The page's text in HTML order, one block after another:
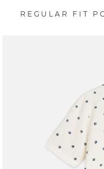
REGULAR FIT